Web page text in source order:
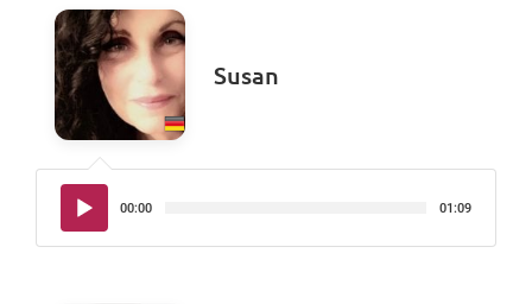
Susan
Audio-
Player
00:00 01:09